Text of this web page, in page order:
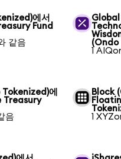
에서
Fund
같음
(Ondo
1
에
Treasury
음
Block
1